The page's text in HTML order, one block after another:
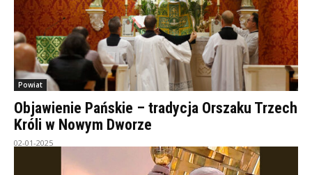
Powiat
Objawienie Pańskie – tradycja Orszaku Trzech
Króli w Nowym Dworze
02-01-2025